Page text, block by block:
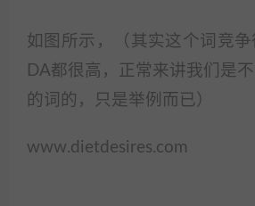
如图所示，（其实这个词竞
DA都很高，正常来讲我们是
的词的，只是举例而已）
www.dietdesires.com